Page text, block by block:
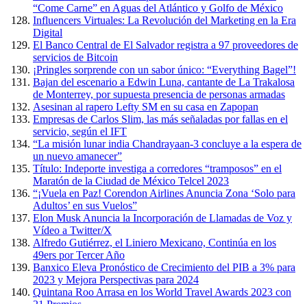
“Come Carne” en Aguas del Atlántico y Golfo de México
Influencers Virtuales: La Revolución del Marketing en la Era
Digital
El Banco Central de El Salvador registra a 97 proveedores de
servicios de Bitcoin
¡Pringles sorprende con un sabor único: “Everything Bagel”!
Bajan del escenario a Edwin Luna, cantante de La Trakalosa
de Monterrey, por supuesta presencia de personas armadas
Asesinan al rapero Lefty SM en su casa en Zapopan
Empresas de Carlos Slim, las más señaladas por fallas en el
servicio, según el IFT
“La misión lunar india Chandrayaan-3 concluye a la espera de
un nuevo amanecer”
Título: Indeporte investiga a corredores “tramposos” en el
Maratón de la Ciudad de México Telcel 2023
“¡Vuela en Paz! Corendon Airlines Anuncia Zona ‘Solo para
Adultos’ en sus Vuelos”
Elon Musk Anuncia la Incorporación de Llamadas de Voz y
Vídeo a Twitter/X
Alfredo Gutiérrez, el Liniero Mexicano, Continúa en los
49ers por Tercer Año
Banxico Eleva Pronóstico de Crecimiento del PIB a 3% para
2023 y Mejora Perspectivas para 2024
Quintana Roo Arrasa en los World Travel Awards 2023 con